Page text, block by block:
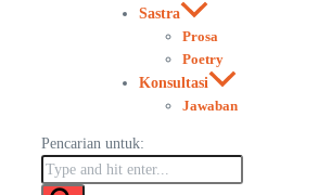
Sastra
Prosa
Poetry
Konsultasi
Jawaban
Pencarian untuk: